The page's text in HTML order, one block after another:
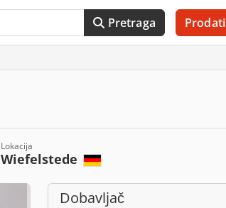
Pretraga Prodati
Lokacija
Wiefelstede
Dobavljač